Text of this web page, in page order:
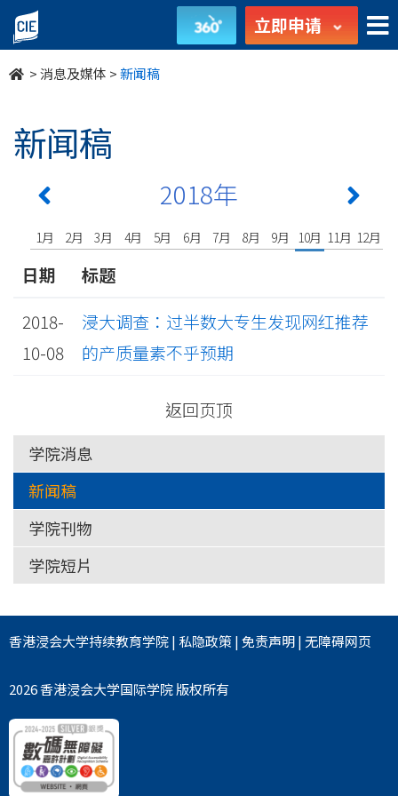
undefined 立即申请
>消息及媒体 >新闻稿
新闻稿
2018年
1月 2月 3月 4月 5月 6月 7月 8月 9月 10月 11月 12月
日期
标题
2018-
10-08
浸大调查：过半数大专生发现网红推荐
的产质量素不乎预期
返回页顶
学院消息
新闻稿
学院刊物
学院短片
香港浸会大学持续教育学院| 私隐政策|免责声明|无障碍网页
2026 香港浸会大学国际学院 版权所有